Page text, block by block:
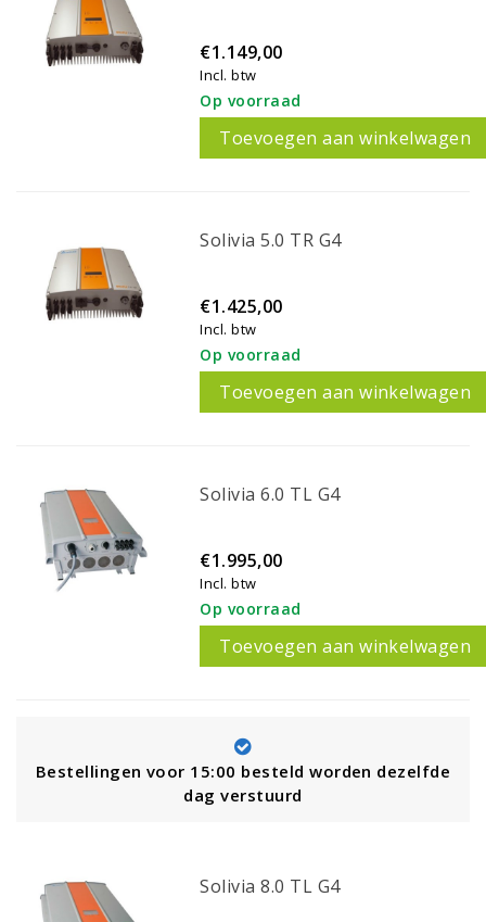
€1.149,00
Incl. btw
Op voorraad
Toevoegen aan winkelwagen
Solivia 5.0 TR G4
€1.425,00
Incl. btw
Op voorraad
Toevoegen aan winkelwagen
Solivia 6.0 TL G4
€1.995,00
Incl. btw
Op voorraad
Toevoegen aan winkelwagen
Bestellingen voor 15:00 besteld worden dezelfde
dag verstuurd
Solivia 8.0 TL G4